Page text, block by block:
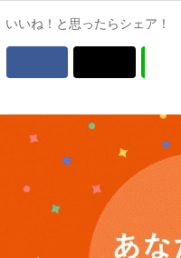
いいね！と思ったらシェア！